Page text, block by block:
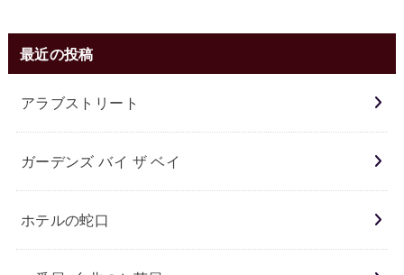
最近の投稿
アラブストリート
ガーデンズ バイ ザ ベイ
ホテルの蛇口